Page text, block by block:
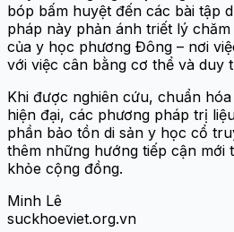
bóp bấm huyệt đến các bài tập
pháp này phản ánh triết lý
của y học phương Đông – nơi
với việc cân bằng cơ thể và duy
Khi được nghiên cứu, chuẩn
hiện đại, các phương pháp trị
phần bảo tồn di sản y học cổ
thêm những hướng tiếp cận mới
khỏe cộng đồng.
Minh Lê
suckhoeviet.org.vn